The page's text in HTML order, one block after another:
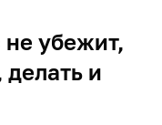
не убежит,
и